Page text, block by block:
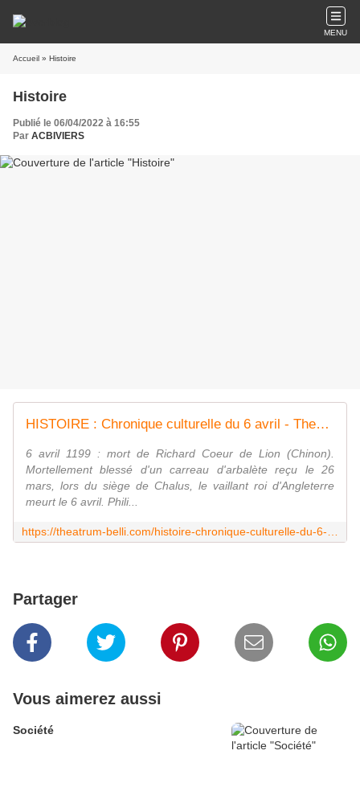
MENU
Accueil » Histoire
Histoire
Publié le 06/04/2022 à 16:55
Par ACBIVIERS
HISTOIRE : Chronique culturelle du 6 avril - Theatrum Belli
6 avril 1199 : mort de Richard Coeur de Lion (Chinon).
Mortellement blessé d'un carreau d'arbalète reçu le 26
mars, lors du siège de Chalus, le vaillant roi d'Angleterre
meurt le 6 avril. Phili...
Partager
Vous aimerez aussi
Société